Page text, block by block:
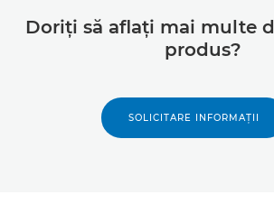
Doriţi să aflaţi mai multe
produs?
SOLICITARE INFORMAŢII